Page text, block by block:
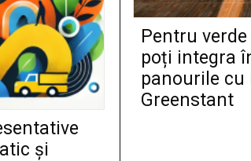
și
Pentru
poți integra
panourile cu
Greenstant